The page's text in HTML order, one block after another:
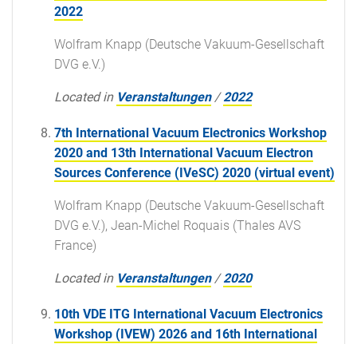
2022
Wolfram Knapp (Deutsche Vakuum-Gesellschaft
DVG e.V.)
Located in Veranstaltungen /2022
7th International Vacuum Electronics Workshop
2020 and 13th International Vacuum Electron
Sources Conference (IVeSC) 2020 (virtual event)
Wolfram Knapp (Deutsche Vakuum-Gesellschaft
DVG e.V.), Jean-Michel Roquais (Thales AVS
France)
Located in Veranstaltungen /2020
10th VDE ITG International Vacuum Electronics
Workshop (IVEW) 2026 and 16th International